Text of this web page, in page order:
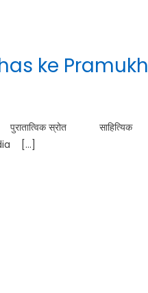
ke Pramukh
है पुरातात्विक स्रोत साहित्यिक
[…]